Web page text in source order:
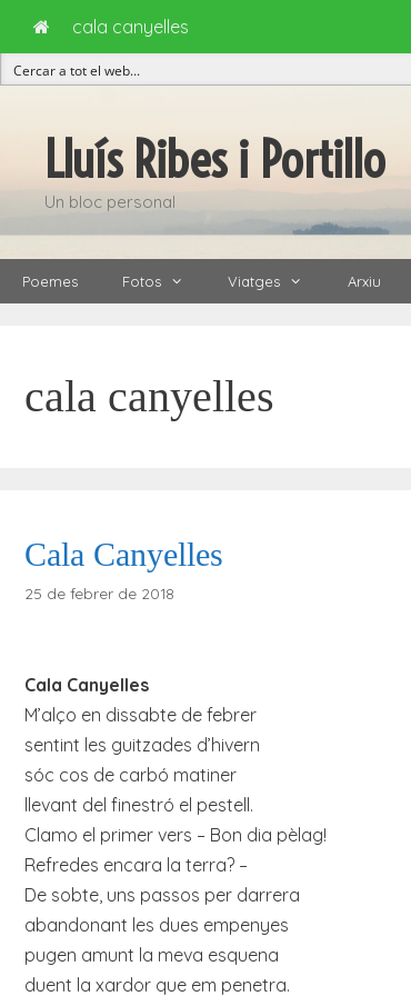
Lluís Ribes i Portillo
Un bloc personal
Poemes Fotos Viatges Arxiu
cala canyelles
Cala Canyelles
25 de febrer de 2018
Cala Canyelles
M’alço en dissabte de febrer
sentint les guitzades d’hivern
sóc cos de carbó matiner
llevant del finestró el pestell.
Clamo el primer vers – Bon dia pèlag!
Refredes encara la terra? –
De sobte, uns passos per darrera
abandonant les dues empenyes
pugen amunt la meva esquena
duent la xardor que em penetra.
cala canyelles